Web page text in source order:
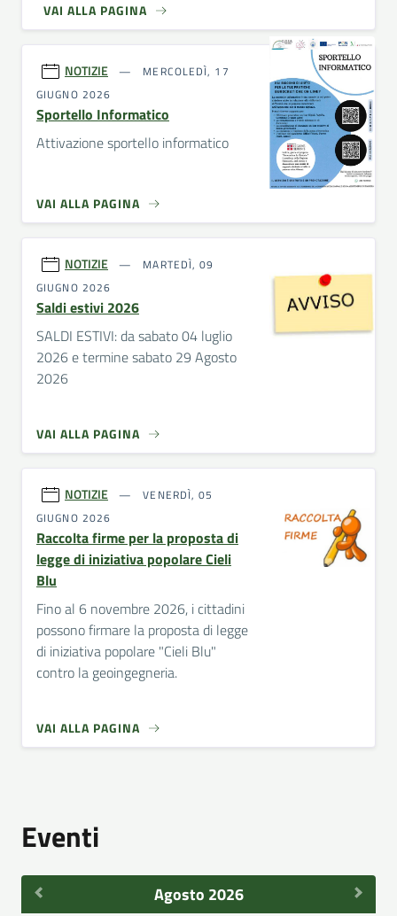
VAI ALLA PAGINA
NOTIZIE
MERCOLEDÌ, 17
GIUGNO 2026
Sportello Informatico
Attivazione sportello informatico
VAI ALLA PAGINA
NOTIZIE
MARTEDÌ, 09
GIUGNO 2026
Saldi estivi 2026
SALDI ESTIVI: da sabato 04 luglio
2026 e termine sabato 29 Agosto
2026
VAI ALLA PAGINA
NOTIZIE
VENERDÌ, 05
GIUGNO 2026
Raccolta firme per la proposta di
legge di iniziativa popolare Cieli
Blu
Fino al 6 novembre 2026, i cittadini
possono firmare la proposta di legge
di iniziativa popolare "Cieli Blu"
contro la geoingegneria.
VAI ALLA PAGINA
Eventi
Agosto 2026